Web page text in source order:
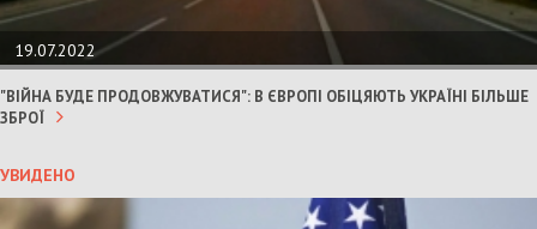
19.07.2022
"ВІЙНА БУДЕ ПРОДОВЖУВАТИСЯ": В ЄВРОПІ ОБІЦЯЮТЬ УКРАЇНІ БІЛЬШЕ
ЗБРОЇ
УВИДЕНО